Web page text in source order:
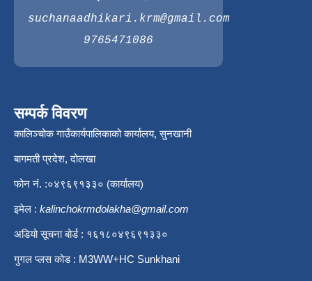
suchanaadhikari.krm@gmail.com
9765471086
सम्पर्क विवरण
कालिञ्चोक गाउँकार्यपालिकाको कार्यालय, सुनखानी
बागमती प्रदेश, दोलखा
फोन नं. :०४९६९१३३० (कार्यालय)
इमेल : kalinchokrmdolakha@gmail.com
अडियो सूचना बोर्ड : १६१८०४९६९१३३०
गुगल प्लस कोड : M3WW+HC Sunkhani